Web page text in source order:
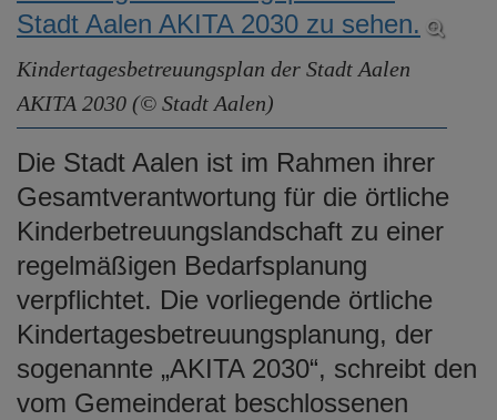
Kindertagesbetreuungsplan der Stadt Aalen
AKITA 2030 (© Stadt Aalen)
Die Stadt Aalen ist im Rahmen ihrer
Gesamtverantwortung für die örtliche
Kinderbetreuungslandschaft zu einer
regelmäßigen Bedarfsplanung
verpflichtet. Die vorliegende örtliche
Kindertagesbetreuungsplanung, der
sogenannte „AKITA 2030“, schreibt den
vom Gemeinderat beschlossenen